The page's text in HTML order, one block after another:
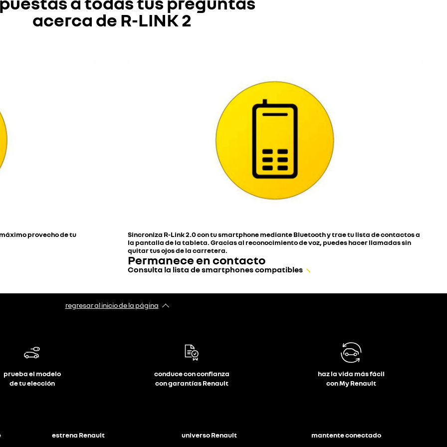
Manager.
Regresa a tu vehículo e inserta la memoria USB o la tarjeta SD en R-Link
2.0 para instalar tus descargas.
acerca de R-LINK 2
provecho de tu
Sincroniza R-Link 2.0 con tu smartphone mediante Bluetooth y trae tu lista de contactos a
la pantalla de la tableta. Gracias al reconocimiento de voz, puedes hacer llamadas sin
quitar tus ojos de la carretera.
Permanece en contacto
Consulta la lista de smartphones compatibles
regresar al inicio de la página
prueba el modelo
de tu elección
conduce con confianza
con garantías Renault
haz la vida más fácil
con My Renault
estrena Renault universo Renault mantente conectado